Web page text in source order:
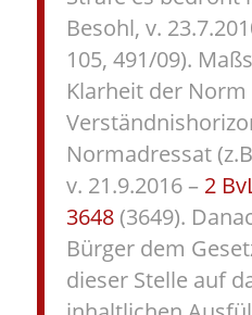
Besohl, v.
105, 491/09).
Klarheit der
Normadressat
v. 21.9.2016 – 2
3648(3649).
Bürger dem
dieser Stelle auf